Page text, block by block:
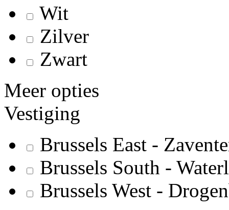
Wit
Zilver
Zwart
Meer opties
Vestiging
Brussels East -
Brussels South -
Brussels West -